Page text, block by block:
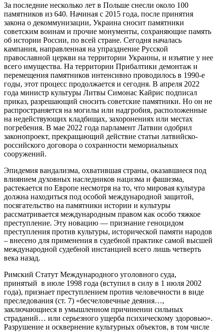
За последние несколько лет в Польше снесли около 100
памятников из 640. Начиная с 2015 года, после принятия
закона о декоммунизации, Украина сносит памятники
советским воинам и прочие монументы, сохраняющие память
об истории России, по всей стране. Сегодня началась
кампания, направленная на упразднение Русской
православной церкви на территории Украины, и изъятие у нее
всего имущества. На территории Прибалтики демонтаж и
перемещения памятников интенсивно проводилось в 1990-е
годы, этот процесс продолжается и сегодня. В апреля 2022
года министр культуры Литвы Симонас Кайрис подписал
приказ, разрешающий сносить советские памятники. Но он не
распространяется на могилы или надгробия, расположенные
на недействующих кладбищах, захоронениях или местах
погребения. В мае 2022 года парламент Латвии одобрил
законопроект, прекращающий действие статьи латвийско-
российского договора о сохранности мемориальных
сооружений.
Эпидемия вандализма, охватившая страны, оказавшиеся под
влиянием духовных наследников нацизма и фашизма,
растекается по Европе несмотря на то, что мировая культура
должна находиться под особой международной защитой,
посягательство на памятники истории и культуры
рассматривается международным правом как особо тяжкое
преступление. Эту новацию — признание геноцидом
преступления против культуры, исторической памяти народов
– внесено для применения в судебной практике самой высшей
международной судебной инстанцией всего лишь четверть
века назад.
Римский Статут Международного уголовного суда,
принятый в июле 1998 года (вступил в силу в 1 июля 2002
года), признает преступлением против человечности в виде
преследования (ст. 7) «бесчеловечные деяния…,
заключающиеся в умышленном причинении сильных
страданий… или серьезного ущерба психическому здоровью».
Разрушение и осквернение культурных объектов, в том числе